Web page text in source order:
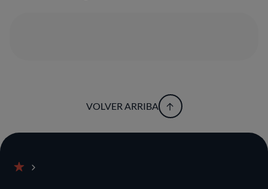
VOLVER ARRIBA